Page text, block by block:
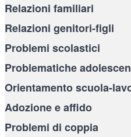
Relazioni familiari
Relazioni genitori-figli
Problemi scolastici
Problematiche
Orientamento scuola-
Adozione e affido
Problemi di coppia